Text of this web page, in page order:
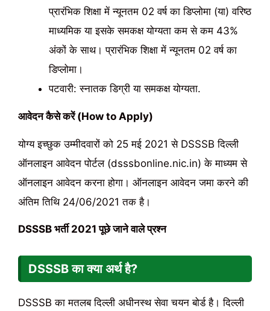
प्रारंभिक शिक्षा में न्यूनतम 02 वर्ष का डिप्लोमा (या) वरिष्ठ
माध्यमिक या इसके समकक्ष योग्यता कम से कम 43%
अंकों के साथ। प्रारंभिक शिक्षा में न्यूनतम 02 वर्ष का
डिप्लोमा।
पटवारी: स्नातक डिग्री या समकक्ष योग्यता.
आवेदन कैसे करें (How to Apply)
योग्य इच्छुक उम्मीदवारों को 25 मई 2021 से DSSSB दिल्ली
ऑनलाइन आवेदन पोर्टल (dsssbonline.nic.in) के माध्यम से
ऑनलाइन आवेदन करना होगा। ऑनलाइन आवेदन जमा करने की
अंतिम तिथि 24/06/2021 तक है।
DSSSB भर्ती 2021 पूछे जाने वाले प्रश्न
DSSSB का क्या अर्थ है?
DSSSB का मतलब दिल्ली अधीनस्थ सेवा चयन बोर्ड है। दिल्ली